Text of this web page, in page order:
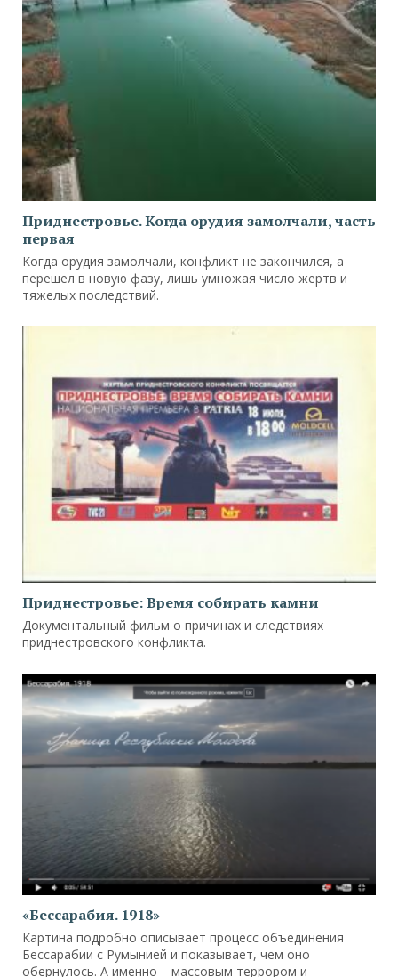
Приднестровье. Когда орудия замолчали, часть
первая
Когда орудия замолчали, конфликт не закончился, а
перешел в новую фазу, лишь умножая число жертв и
тяжелых последствий.
Приднестровье: Время собирать камни
Документальный фильм о причинах и следствиях
приднестровского конфликта.
«Бессарабия. 1918»
Картина подробно описывает процесс объединения
Бессарабии с Румынией и показывает, чем оно
обернулось. А именно – массовым террором и